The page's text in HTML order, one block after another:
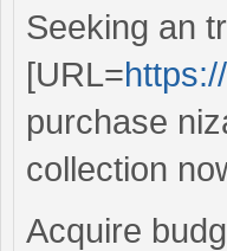
Seeking an
[URL=
purchase
collection
Acquire